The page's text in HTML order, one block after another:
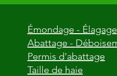
Émondage - Élagage
Abattage -
Permis d'abattage
Taille de haie